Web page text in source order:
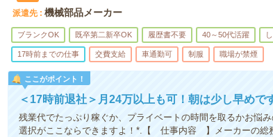
派遣先 機械部品メーカー
ブランクOK 既卒第二新卒OK 履歴書不要 40～50代活躍
17時前までの仕事 交費支給 車通勤可 制服 職場が禁煙
ここがポイント！
＜17時前退社＞月24万以上も可！朝は少し早めで
残業代でたっぷり稼ぐか、プライベートの時間を取るかお悩
選択がここならできますよ！*.【 仕事内容 】メーカーの総